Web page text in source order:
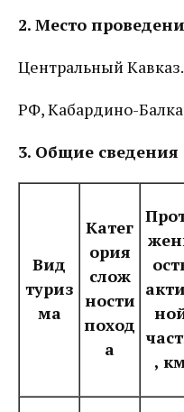
2. Место
Центральный Кавказ.
РФ, Кабардино-
3. Общие
Вид
туриз
ма
Катег
ория
слож
ности
поход
а
,